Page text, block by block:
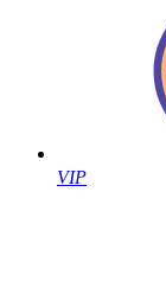
VIP